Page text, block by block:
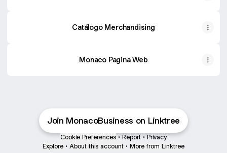
Catálogo Merchandising
Monaco Pagina Web
Join MonacoBusiness on Linktree
Cookie Preferences • Report • Privacy
Explore • About this account • More from Linktree